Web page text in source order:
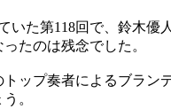
た第118回で、鈴木優
たのは残念でした。
ップ奏者によるブラン
。